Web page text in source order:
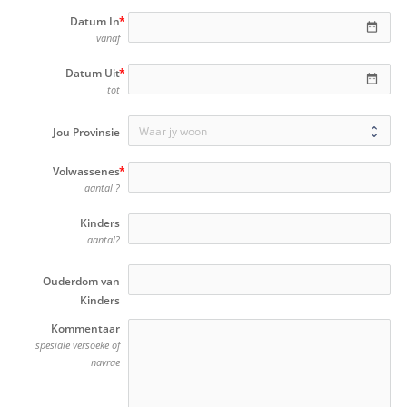
Datum In
vanaf
date_range
Datum Uit
tot
date_range
Jou Provinsie
Volwassenes
aantal ?
Kinders
aantal?
Ouderdom van
Kinders
Kommentaar
spesiale versoeke of
navrae